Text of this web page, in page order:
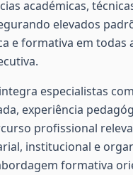
académicas,
elevados
e formativa em todas
especialistas
experiência
profissional
institucional e
formativa